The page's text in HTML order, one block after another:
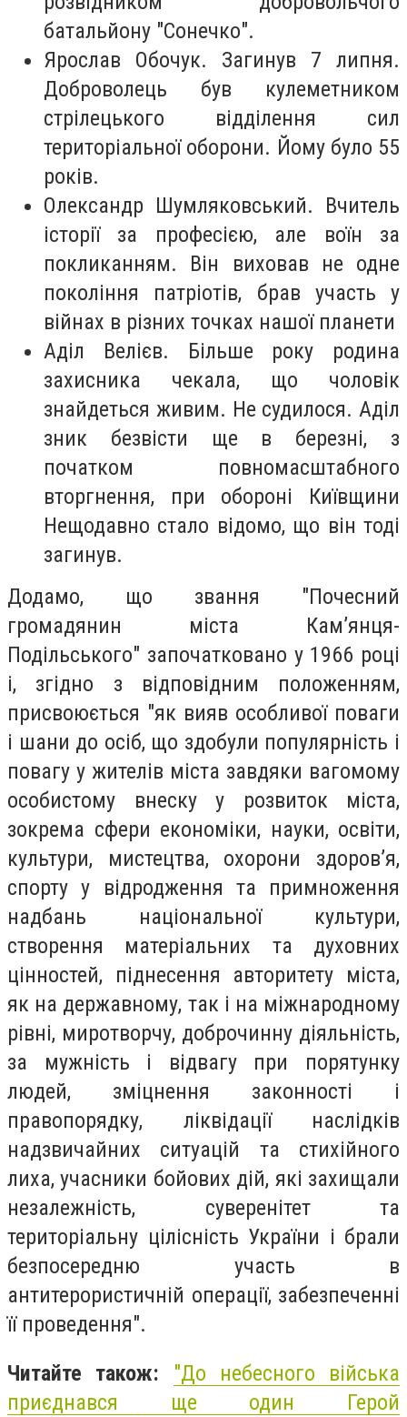
батальйону "Сонечко".
Ярослав Обочук. Загинув 7 липня.
Доброволець був кулеметником
стрілецького відділення сил
територіальної оборони. Йому було 55
років.
Олександр Шумляковський. Вчитель
історії за професією, але воїн за
покликанням. Він виховав не одне
покоління патріотів, брав участь у
війнах в різних точках нашої планети
Аділ Велієв. Більше року родина
захисника чекала, що чоловік
знайдеться живим. Не судилося. Аділ
зник безвісти ще в березні, з
початком повномасштабного
вторгнення, при обороні Київщини
Нещодавно стало відомо, що він тоді
загинув.
Додамо, що звання "Почесний
громадянин міста Кам’янця-
Подільського" започатковано у 1966 році
і, згідно з відповідним положенням,
присвоюється "як вияв особливої поваги
і шани до осіб, що здобули популярність і
повагу у жителів міста завдяки вагомому
особистому внеску у розвиток міста,
зокрема сфери економіки, науки, освіти,
культури, мистецтва, охорони здоров’я,
спорту у відродження та примноження
надбань національної культури,
створення матеріальних та духовних
цінностей, піднесення авторитету міста,
як на державному, так і на міжнародному
рівні, миротворчу, доброчинну діяльність,
за мужність і відвагу при порятунку
людей, зміцнення законності і
правопорядку, ліквідації наслідків
надзвичайних ситуацій та стихійного
лиха, учасники бойових дій, які захищали
незалежність, суверенітет та
територіальну цілісність України і брали
безпосередню участь в
антитерористичній операції, забезпеченні
її проведення".
Читайте також: "До небесного війська
приєднався ще один Герой